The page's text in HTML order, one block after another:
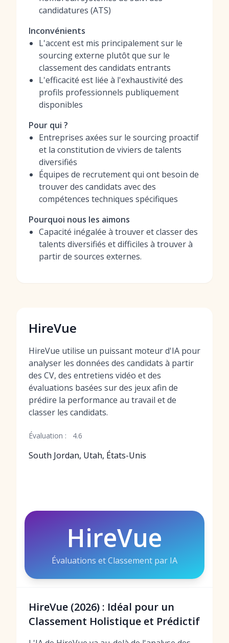
candidatures (ATS)
Inconvénients
L'accent est mis principalement sur le
sourcing externe plutôt que sur le
classement des candidats entrants
L'efficacité est liée à l'exhaustivité des
profils professionnels publiquement
disponibles
Pour qui ?
Entreprises axées sur le sourcing proactif
et la constitution de viviers de talents
diversifiés
Équipes de recrutement qui ont besoin de
trouver des candidats avec des
compétences techniques spécifiques
Pourquoi nous les aimons
Capacité inégalée à trouver et classer des
talents diversifiés et difficiles à trouver à
partir de sources externes.
HireVue
HireVue utilise un puissant moteur d'IA pour
analyser les données des candidats à partir
des CV, des entretiens vidéo et des
évaluations basées sur des jeux afin de
prédire la performance au travail et de
classer les candidats.
Évaluation : 4.6
South Jordan, Utah, États-Unis
HireVue
Évaluations et Classement par IA
HireVue (2026) : Idéal pour un
Classement Holistique et Prédictif